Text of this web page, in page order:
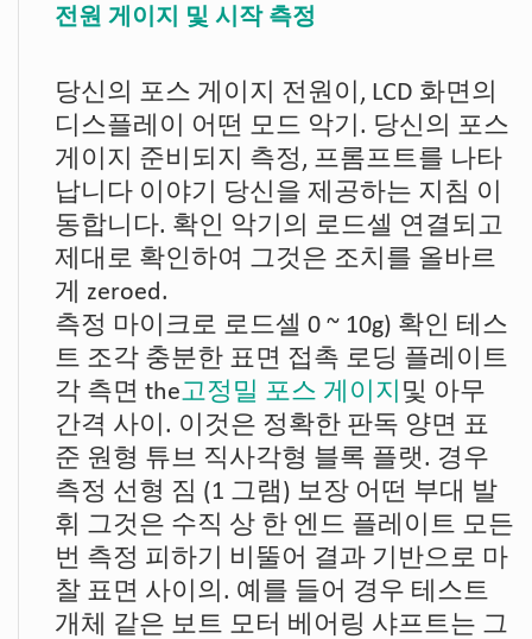
전원 게이지 및 시작 측정
당신의 포스 게이지 전원이, LCD 화면의
디스플레이 어떤 모드 악기. 당신의 포스
게이지 준비되지 측정, 프롬프트를 나타
납니다 이야기 당신을 제공하는 지침 이
동합니다. 확인 악기의 로드셀 연결되고
제대로 확인하여 그것은 조치를 올바르
게 zeroed.
측정 마이크로 로드셀 0 ~ 10g) 확인 테스
트 조각 충분한 표면 접촉 로딩 플레이트
각 측면 the고정밀 포스 게이지 및 아무
간격 사이. 이것은 정확한 판독 양면 표
준 원형 튜브 직사각형 블록 플랫. 경우
측정 선형 짐 (1 그램) 보장 어떤 부대 발
휘 그것은 수직 상 한 엔드 플레이트 모든
번 측정 피하기 비뚤어 결과 기반으로 마
찰 표면 사이의. 예를 들어 경우 테스트
개체 같은 보트 모터 베어링 샤프트는 그